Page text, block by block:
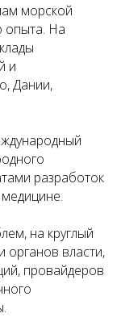
морской
опыта. На
и
Дании,
разработок
на круглый
органов власти,
провайдеров